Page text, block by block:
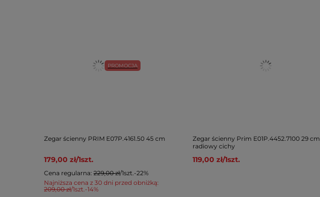
PROMOCJA
Zegar ścienny PRIM E07P.4161.50 45 cm
179,00 zł/1szt.
Najniższa cena z 30 dni przed obniżką:
209,00 zł/1szt.-14%
Cena regularna: 229,00 zł/1szt.-22%
Zegar ścienny Prim E01P.4452.7100 29 cm
radiowy cichy
119,00 zł/1szt.